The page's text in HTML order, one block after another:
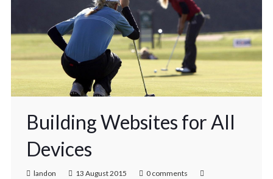
Building Websites for All
Devices
landon 13 August 2015
0 comments